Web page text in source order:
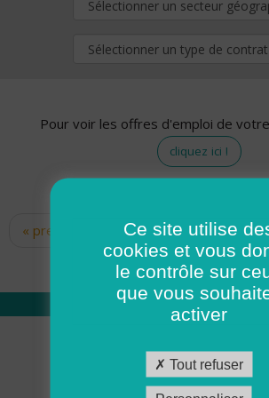
Pour voir les offres d'emploi de
cliquez ici !
Pages
« premier ‹ précédent … 10
14 15 16
Qui sommes nous
Académie ADMR
Ce site utilise
cookies et vous
le contrôle sur
que vous
activer
Tout refuser